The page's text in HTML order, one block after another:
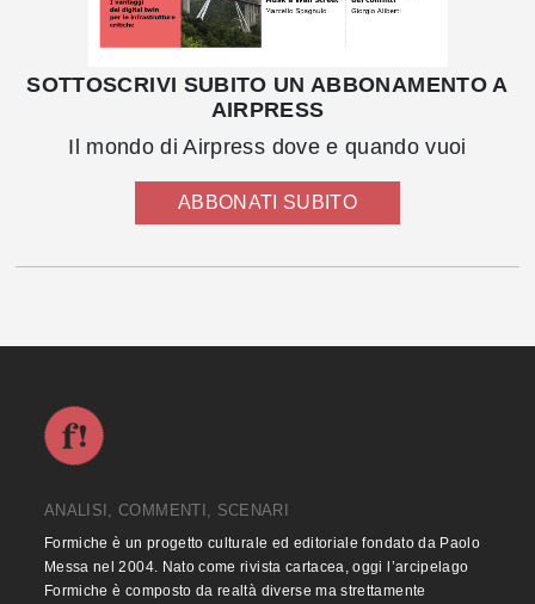
SOTTOSCRIVI SUBITO UN ABBONAMENTO A
AIRPRESS
Il mondo di Airpress dove e quando vuoi
ABBONATI SUBITO
ANALISI, COMMENTI, SCENARI
Formiche è un progetto culturale ed editoriale fondato da Paolo
Messa nel 2004. Nato come rivista cartacea, oggi l’arcipelago
Formiche è composto da realtà diverse ma strettamente